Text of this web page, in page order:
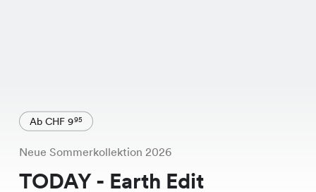
Ab CHF 995
Neue Sommerkollektion 2026
TODAY - Earth Edit